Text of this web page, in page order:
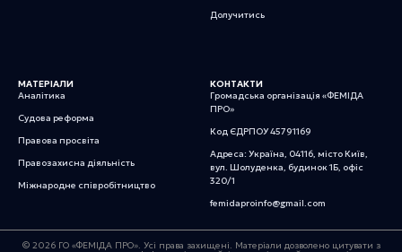
Долучитись
МАТЕРІАЛИ
Аналітика
Судова реформа
Правова просвіта
Правозахисна діяльність
Міжнародне співробітництво
КОНТАКТИ
Громадська організація «ФЕМІДА
ПРО»
Код ЄДРПОУ 45791169
Адреса: Україна, 04116, місто Київ,
вул. Шолуденка, будинок 1Б, офіс
320/1
femidaproinfo@gmail.com
© 2026 ГО «ФЕМІДА ПРО». Усі права захищені. Матеріали дозволено цитувати з